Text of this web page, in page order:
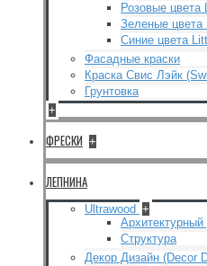
Розовые цвета
Зеленые цвета
Синие цвета
Фасадные краски
Краска Свис Лэйк
Грунтовка
+
ФРЕСКИ +
ЛЕПНИНА
Ultrawood +
Архитектурный
Структура
Декор Дизайн (Decor